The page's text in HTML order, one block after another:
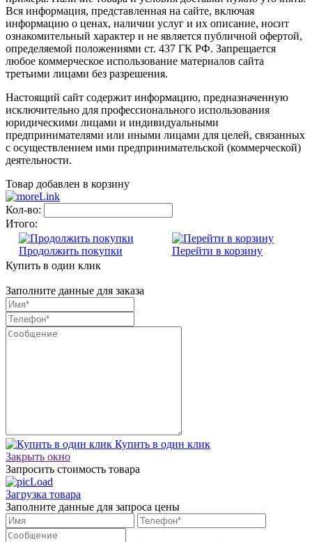
Вся информация, представленная на сайте, включая
информацию о ценах, наличии услуг и их описание, носит
ознакомительный характер и не является публичной офертой,
определяемой положениями ст. 437 ГК РФ. Запрещается
любое коммерческое использование материалов сайта
третьими лицами без разрешения.
Настоящий сайт содержит информацию, предназначенную
исключительно для профессионального использования
юридическими лицами и индивидуальными
предпринимателями или иными лицами для целей, связанных
с осуществлением ими предпринимательской (коммерческой)
деятельности.
Товар добавлен в корзину
Кол-во:
Итого:
Продолжить покупки
Перейти в корзину
Купить в один клик
Заполните данные для заказа
Купить в один клик
Закрыть окно
Запросить стоимость товара
Загрузка товара
Заполните данные для запроса цены